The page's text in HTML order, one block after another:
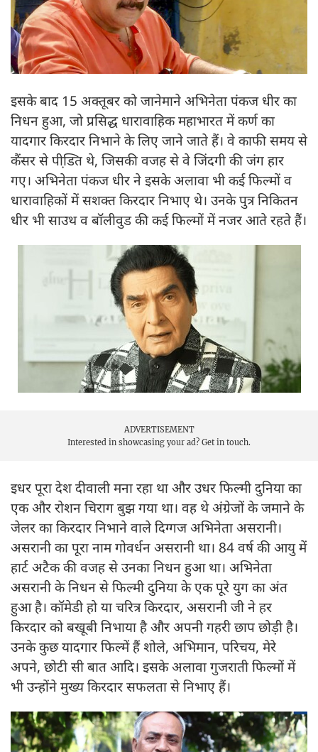
इसके बाद 15 अक्तूबर को जानेमाने अभिनेता पंकज धीर का
निधन हुआ, जो प्रसिद्ध धारावाहिक महाभारत में कर्ण का
यादगार किरदार निभाने के लिए जाने जाते हैं। वे काफी समय से
कैंसर से पीडि़त थे, जिसकी वजह से वे जिंदगी की जंग हार
गए। अभिनेता पंकज धीर ने इसके अलावा भी कई फिल्मों व
धारावाहिकों में सशक्त किरदार निभाए थे। उनके पुत्र निकितन
धीर भी साउथ व बॉलीवुड की कई फिल्मों में नजर आते रहते हैं।
ADVERTISEMENT
Interested in showcasing your ad? Get in touch.
इधर पूरा देश दीवाली मना रहा था और उधर फिल्मी दुनिया का
एक और रोशन चिराग बुझ गया था। वह थे अंग्रेजों के जमाने के
जेलर का किरदार निभाने वाले दिग्गज अभिनेता असरानी।
असरानी का पूरा नाम गोवर्धन असरानी था। 84 वर्ष की आयु में
हार्ट अटैक की वजह से उनका निधन हुआ था। अभिनेता
असरानी के निधन से फिल्मी दुनिया के एक पूरे युग का अंत
हुआ है। कॉमेडी हो या चरित्र किरदार, असरानी जी ने हर
किरदार को बखूबी निभाया है और अपनी गहरी छाप छोड़ी है।
उनके कुछ यादगार फिल्में हैं शोले, अभिमान, परिचय, मेरे
अपने, छोटी सी बात आदि। इसके अलावा गुजराती फिल्मों में
भी उन्होंने मुख्य किरदार सफलता से निभाए हैं।